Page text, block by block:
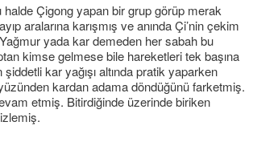
halde Çigong yapan bir grup görüp merak
aralarına karışmış ve anında Çi’nin çekim
yada kar demeden her sabah bu
kimse gelmese bile hareketleri tek başına
kar yağışı altında pratik yaparken
kardan adama döndüğünü farketmiş.
etmiş. Bitirdiğinde üzerinde biriken